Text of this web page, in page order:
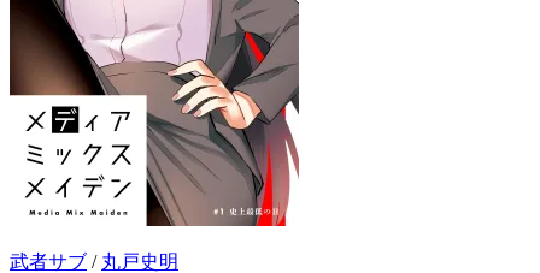
武者サブ / 丸戸史明